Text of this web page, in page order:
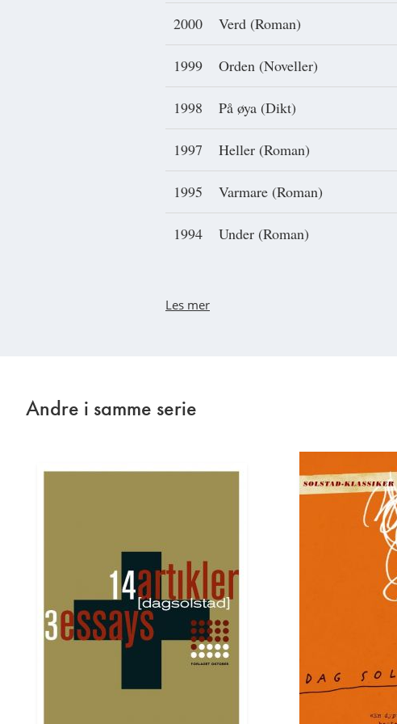
2000 Verd (Roman)
1999 Orden (Noveller)
1998 På øya (Dikt)
1997 Heller (Roman)
1995 Varmare (Roman)
1994 Under (Roman)
Les mer
Andre i samme serie